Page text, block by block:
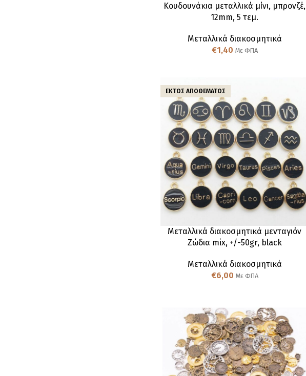
Κουδουνάκια μεταλλικά μίνι, μπρονζέ,
12mm, 5 τεμ.
Μεταλλικά διακοσμητικά
€1,40 Με ΦΠΑ
ΕΚΤΌΣ ΑΠΟΘΈΜΑΤΟΣ
Μεταλλικά διακοσμητικά μενταγιόν
Ζώδια mix, +/-50gr, black
Μεταλλικά διακοσμητικά
€6,00 Με ΦΠΑ